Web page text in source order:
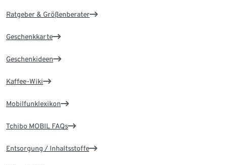
Ratgeber & Größenberater
Geschenkkarte
Geschenkideen
Kaffee-Wiki
Mobilfunklexikon
Tchibo MOBIL FAQs
Entsorgung / Inhaltsstoffe